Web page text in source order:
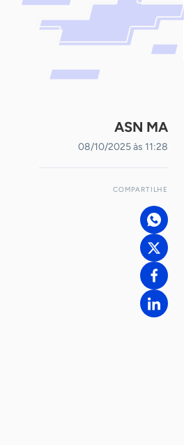
ASN MA
08/10/2025 às 11:28
COMPARTILHE